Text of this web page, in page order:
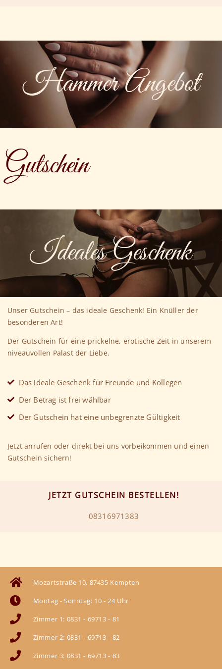
Hammer Angebot
Gutschein
Ideales Geschenk
Unser Gutschein – das ideale Geschenk! Ein Knüller der
besonderen Art!
Der Gutschein für eine prickelne, erotische Zeit in unserem
niveauvollen Palast der Liebe.
Das ideale Geschenk für Freunde und Kollegen
Der Betrag ist frei wählbar
Der Gutschein hat eine unbegrenzte Gültigkeit
Jetzt anrufen oder direkt bei uns vorbeikommen und einen
Gutschein sichern!
JETZT GUTSCHEIN BESTELLEN!
08316971383
Mozartstraße 10, 87435 Kempten
Montag - Sonntag: 10 - 24 Uhr
Zimmer 1: 0831 - 69713 - 81
Zimmer 2: 0831 - 69713 - 82
Zimmer 3: 0831 - 69713 - 83